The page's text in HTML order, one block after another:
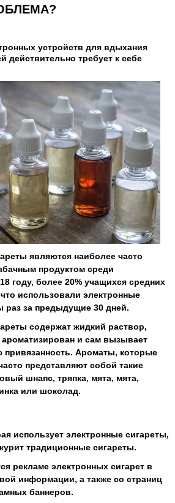
устройств для вдыхания
действительно требует к себе
являются наиболее часто
продуктом среди
году, более 20% учащихся средних
использовали электронные
раз за предыдущие 30 дней.
содержат жидкий раствор,
и сам вызывает
привязанность. Ароматы, которые
представляют собой такие
шнапс, тряпка, мята, мята,
или шоколад.
использует электронные сигареты,
традиционные сигареты.
рекламе электронных сигарет в
информации, а также со страниц
баннеров.